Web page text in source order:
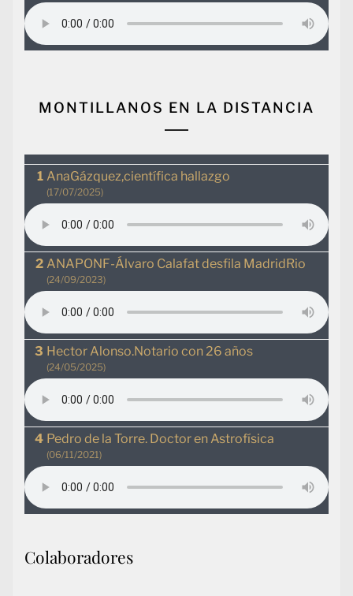
MONTILLANOS EN LA DISTANCIA
AnaGázquez,científica hallazgo
(17/07/2025)
ANAPONF-Álvaro Calafat desfila MadridRio
(24/09/2023)
Hector Alonso.Notario con 26 años
(24/05/2025)
Pedro de la Torre. Doctor en Astrofísica
(06/11/2021)
Colaboradores